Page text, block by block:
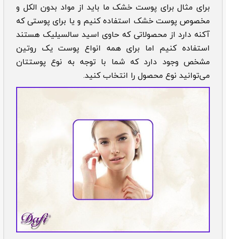
برای مثال برای پوست خشک ما باید از مواد بدون الکل و
مخصوص پوست خشک استفاده کنیم و یا برای پوستی که
آکنه دارد از محصولاتی که حاوی اسید سالسیلیک هستند
استفاده کنیم اما برای همه انواع پوست یک روتین
مشخص وجود دارد که شما با توجه به نوع پوستتان
می‌توانید نوع محصول را انتخاب کنید.